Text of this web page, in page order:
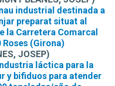
industrial destinada a
preparat situat al
la Carretera Comarcal
Roses (Girona)
JOSEP)
láctica para la
y bifiduos para atender